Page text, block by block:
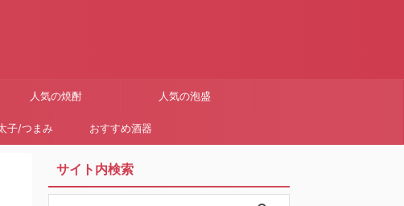
人気の焼酎 人気の泡盛
子/つまみ おすすめ酒器
サイト内検索